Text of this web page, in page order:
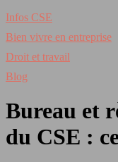
Infos CSE
Bien vivre en entreprise
Droit et travail
Blog
Bureau et
du CSE :